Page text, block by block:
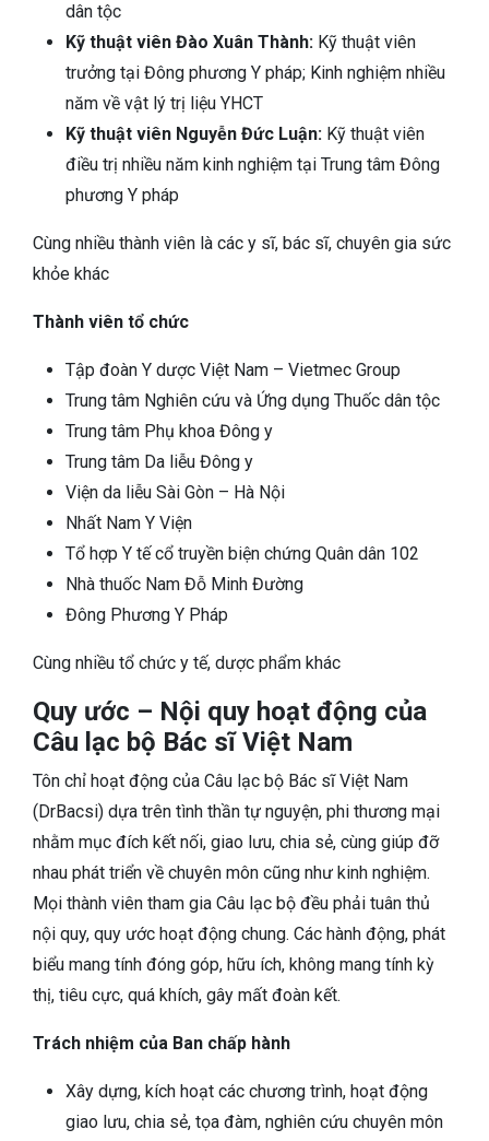
dân tộc
Kỹ thuật viên Đào Xuân Thành: Kỹ thuật viên
trưởng tại Đông phương Y pháp; Kinh nghiệm nhiều
năm về vật lý trị liệu YHCT
Kỹ thuật viên Nguyễn Đức Luận: Kỹ thuật viên
điều trị nhiều năm kinh nghiệm tại Trung tâm Đông
phương Y pháp
Cùng nhiều thành viên là các y sĩ, bác sĩ, chuyên gia sức
khỏe khác
Thành viên tổ chức
Tập đoàn Y dược Việt Nam – Vietmec Group
Trung tâm Nghiên cứu và Ứng dụng Thuốc dân tộc
Trung tâm Phụ khoa Đông y
Trung tâm Da liễu Đông y
Viện da liễu Sài Gòn – Hà Nội
Nhất Nam Y Viện
Tổ hợp Y tế cổ truyền biện chứng Quân dân 102
Nhà thuốc Nam Đỗ Minh Đường
Đông Phương Y Pháp
Cùng nhiều tổ chức y tế, dược phẩm khác
Quy ước – Nội quy hoạt động của
Câu lạc bộ Bác sĩ Việt Nam
Tôn chỉ hoạt động của Câu lạc bộ Bác sĩ Việt Nam
(DrBacsi) dựa trên tình thần tự nguyện, phi thương mại
nhằm mục đích kết nối, giao lưu, chia sẻ, cùng giúp đỡ
nhau phát triển về chuyên môn cũng như kinh nghiệm.
Mọi thành viên tham gia Câu lạc bộ đều phải tuân thủ
nội quy, quy ước hoạt động chung. Các hành động, phát
biểu mang tính đóng góp, hữu ích, không mang tính kỳ
thị, tiêu cực, quá khích, gây mất đoàn kết.
Trách nhiệm của Ban chấp hành
Xây dựng, kích hoạt các chương trình, hoạt động
giao lưu, chia sẻ, tọa đàm, nghiên cứu chuyên môn